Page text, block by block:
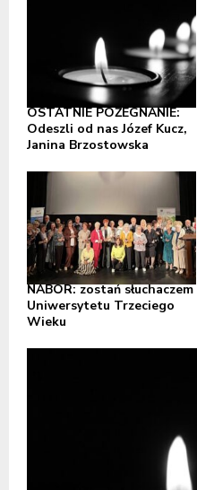
OSTATNIE POŻEGNANIE:
Odeszli od nas Józef Kucz,
Janina Brzostowska
NABÓR: zostań słuchaczem
Uniwersytetu Trzeciego
Wieku